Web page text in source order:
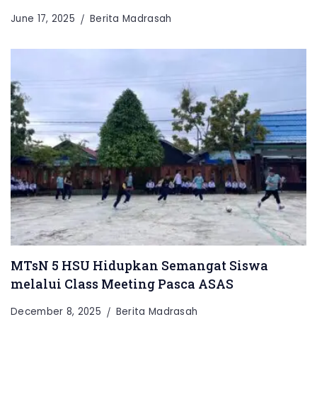
June 17, 2025 Berita Madrasah
MTsN 5 HSU Hidupkan Semangat Siswa
melalui Class Meeting Pasca ASAS
December 8, 2025 Berita Madrasah